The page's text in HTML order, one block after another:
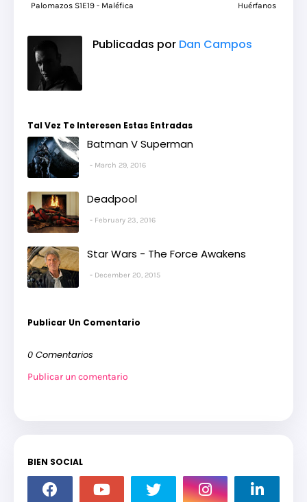
Huérfanos
Palomazos S1E19 - Maléfica
Publicadas por Dan Campos
Tal Vez Te Interesen Estas Entradas
Batman V Superman
March 29, 2016
Deadpool
February 23, 2016
Star Wars - The Force Awakens
December 20, 2015
Publicar Un Comentario
0 Comentarios
Publicar un comentario
BIEN SOCIAL